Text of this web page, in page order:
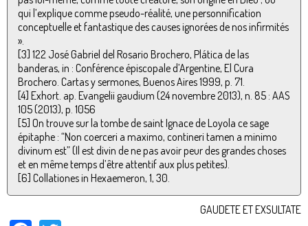
qui l’explique comme pseudo-réalité, une personnification
conceptuelle et fantastique des causes ignorées de nos infirmités
».
[3] 122 José Gabriel del Rosario Brochero, Plática de las
banderas, in : Conférence épiscopale d’Argentine, El Cura
Brochero. Cartas y sermones, Buenos Aires 1999, p. 71.
[4] Exhort. ap. Evangelii gaudium (24 novembre 2013), n. 85 : AAS
105 (2013), p. 1056
[5] On trouve sur la tombe de saint Ignace de Loyola ce sage
épitaphe : “Non coerceri a maximo, contineri tamen a minimo
divinum est” (Il est divin de ne pas avoir peur des grandes choses
et en même temps d’être attentif aux plus petites).
[6] Collationes in Hexaemeron, 1, 30.
GAUDETE ET EXSULTATE